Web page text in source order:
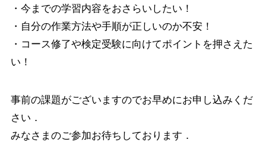
・今までの学習内容をおさらいしたい！
・自分の作業方法や手順が正しいのか不安！
・コース修了や検定受験に向けてポイントを押さえた
い！
事前の課題がございますのでお早めにお申し込みくだ
さい．
みなさまのご参加お待ちしております．